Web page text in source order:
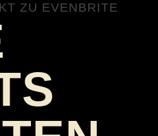
ZU EVENBRITE